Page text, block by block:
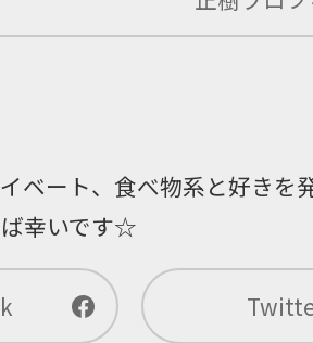
ベート、食べ物系と好きを
幸いです☆